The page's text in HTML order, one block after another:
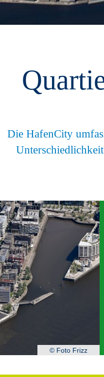
Die HafenCity
© Foto Frizz